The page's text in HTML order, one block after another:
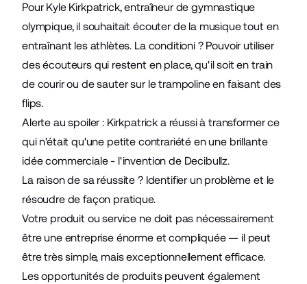
Pour Kyle Kirkpatrick, entraîneur de gymnastique
olympique, il souhaitait écouter de la musique tout en
entraînant les athlètes. La conditioni ? Pouvoir utiliser
des écouteurs qui restent en place, qu'il soit en train
de courir ou de sauter sur le trampoline en faisant des
flips.
Alerte au spoiler : Kirkpatrick a réussi à transformer ce
qui n'était qu'une petite contrariété en une brillante
idée commerciale - l'invention de Decibullz.
La raison de sa réussite ? Identifier un problème et le
résoudre de façon pratique.
Votre produit ou service ne doit pas nécessairement
être une entreprise énorme et compliquée — il peut
être très simple, mais exceptionnellement efficace.
Les opportunités de produits peuvent également